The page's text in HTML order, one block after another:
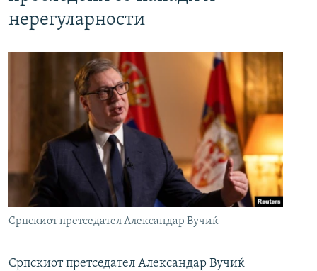
нерегуларности
Српскиот претседател Александар Вучиќ
Српскиот претседател Александар Вучиќ